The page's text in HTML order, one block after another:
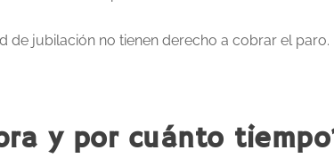
de jubilación no tienen derecho a cobrar el paro.
y por cuánto